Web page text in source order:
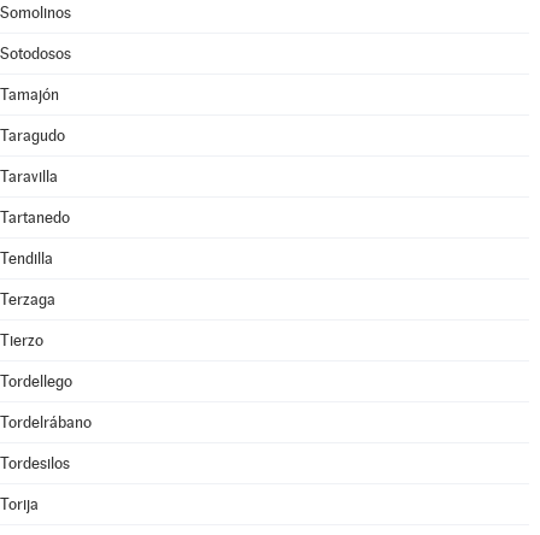
Somolinos
Sotodosos
Tamajón
Taragudo
Taravilla
Tartanedo
Tendilla
Terzaga
Tierzo
Tordellego
Tordelrábano
Tordesilos
Torija